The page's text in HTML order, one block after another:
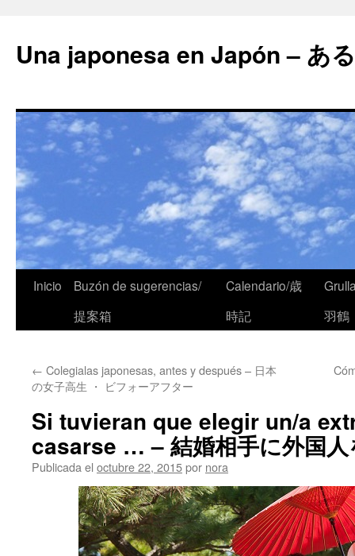
Una japonesa en Japón – あ
Inicio
Buzón de sugerencias/
提案箱
Calendario/歳
時記
羽鶴
← Colegialas japonesas, antes y después – 日本
の女子高生 ・ ビフォーアフター
Si tuvieran que elegir un/a
casarse … – 結婚相手に外国
Publicada el octubre 22, 2015por nora